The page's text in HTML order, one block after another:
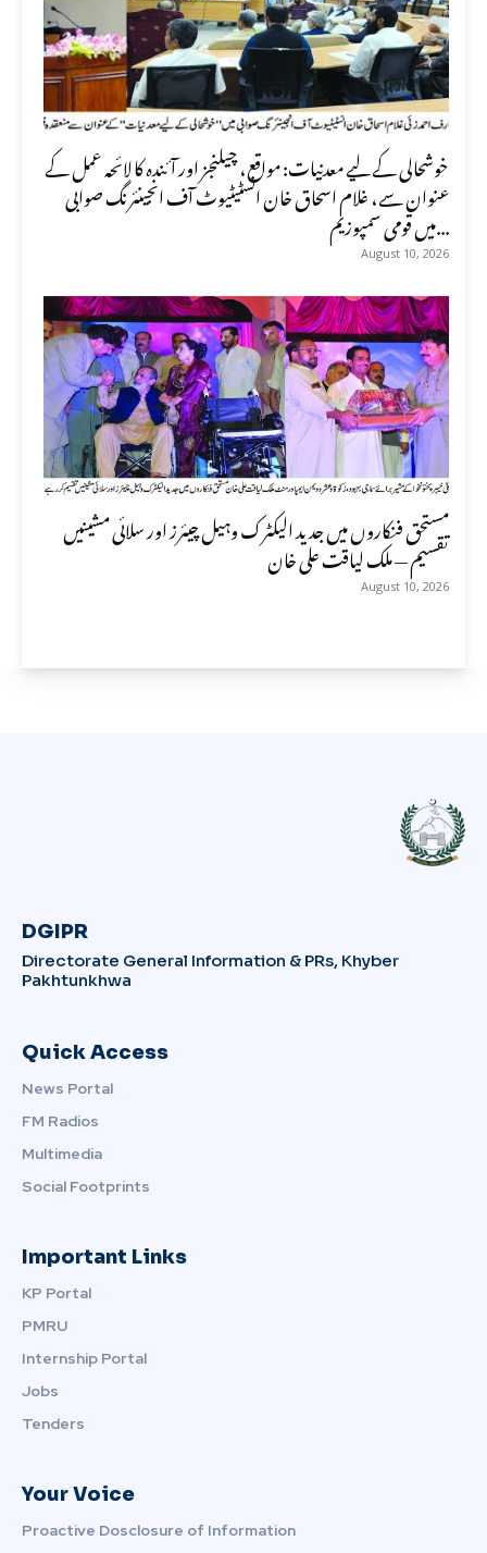
خوشحالی کے لیے معدنیات: مواقع، چیلنجز اور آئندہ کا لائحہ عمل کے
عنوان سے، غلام اسحاق خان انسٹیٹیوٹ آف انجینئرنگ صوابی
میں قومی سمپوزیم...
August 10, 2026
مستحق فنکاروں میں جدید الیکٹرک وہیل چیئرز اور سلائی مشینیں
تقسیم — ملک لیاقت علی خان
August 10, 2026
DGIPR
Directorate General Information & PRs, Khyber
Pakhtunkhwa
Quick Access
News Portal
FM Radios
Multimedia
Social Footprints
Important Links
KP Portal
PMRU
Internship Portal
Jobs
Tenders
Your Voice
Proactive Dosclosure of Information